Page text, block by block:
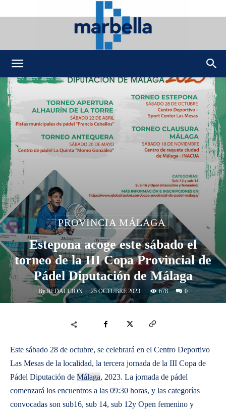
PROVINCIA MÁLAGA
Estepona acoge este sábado el
torneo de la III Copa Provincial de
Pádel Diputación de Málaga
By REDACCION - 25 OCTUBRE 2023 678 0
Este sábado 28 de octubre, se celebrará en el Centro Deportivo
Las Mesas de la localidad, la tercera jornada de la III Copa de
Pádel Diputación de Málaga, 2023. La jornada de pádel
comenzará los encuentros a las 09:30 horas, y las categorías
convocadas son sub16, sub 14, sub 12y Open femenino y